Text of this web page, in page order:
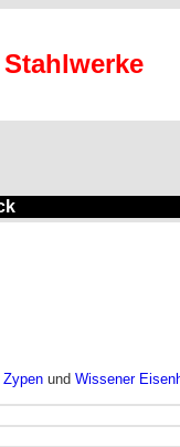
und Wissener